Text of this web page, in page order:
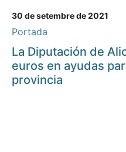
30 de setembre de 2021
Portada
La Diputación de
euros en ayudas
provincia